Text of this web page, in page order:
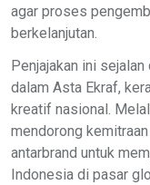
agar proses
berkelanjutan.
Penjajakan ini
dalam Asta Ekraf,
kreatif nasional.
mendorong
antarbrand untuk
Indonesia di pasar